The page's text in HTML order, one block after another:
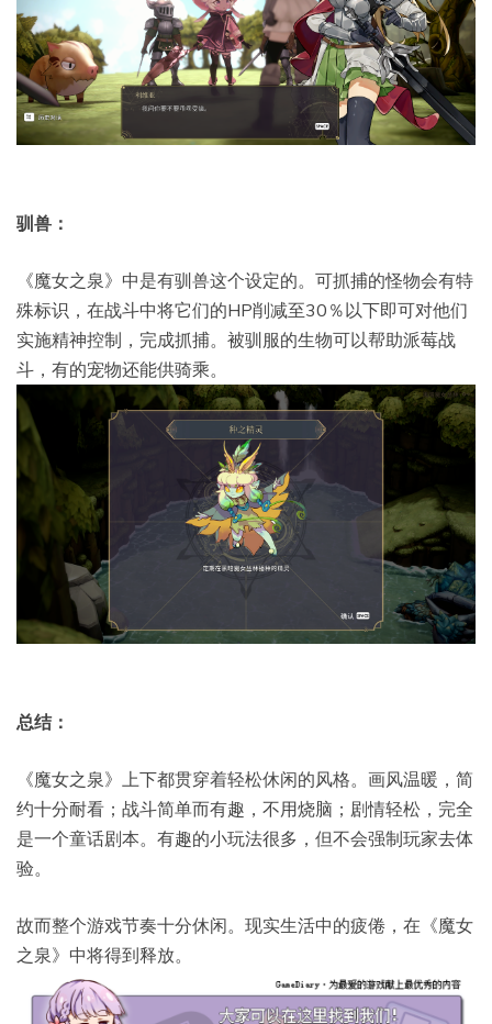
驯兽：
《魔女之泉》中是有驯兽这个设定的。可抓捕的怪物会有特
殊标识，在战斗中将它们的HP削减至30％以下即可对他们
实施精神控制，完成抓捕。被驯服的生物可以帮助派莓战
斗，有的宠物还能供骑乘。
总结：
《魔女之泉》上下都贯穿着轻松休闲的风格。画风温暖，简
约十分耐看；战斗简单而有趣，不用烧脑；剧情轻松，完全
是一个童话剧本。有趣的小玩法很多，但不会强制玩家去体
验。
故而整个游戏节奏十分休闲。现实生活中的疲倦，在《魔女
之泉》中将得到释放。